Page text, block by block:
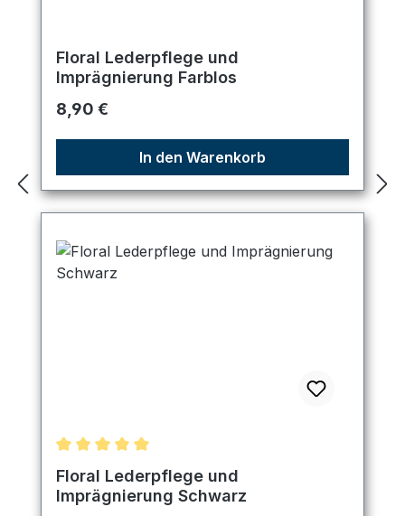
Floral Lederpflege und
Imprägnierung Farblos
Regulärer Preis:
8,90 €
In den Warenkorb
Durchschnittliche Bewertung von 5 von 5 Sternen
Floral Lederpflege und
Imprägnierung Schwarz